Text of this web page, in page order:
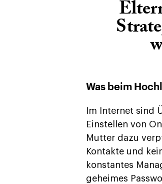
Was beim
Im Internet sind
Einstellen von
Mutter dazu
Kontakte und
konstantes
geheimes